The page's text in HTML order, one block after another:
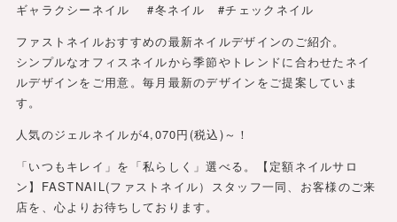
ギャラクシーネイル #冬ネイル #チェックネイル
ファストネイルおすすめの最新ネイルデザインのご紹介。
シンプルなオフィスネイルから季節やトレンドに合わせたネイ
ルデザインをご用意。毎月最新のデザインをご提案していま
す。
人気のジェルネイルが4,070円(税込)～！
「いつもキレイ」を「私らしく」選べる。【定額ネイルサロ
ン】FASTNAIL(ファストネイル）スタッフ一同、お客様のご来
店を、心よりお待ちしております。